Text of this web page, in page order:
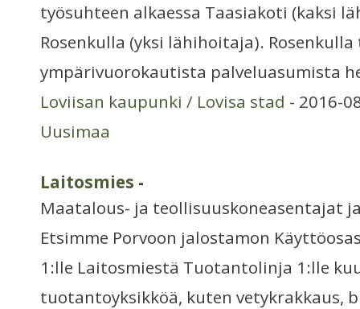
työsuhteen alkaessa Taasiakoti (kaksi
Rosenkulla (yksi lähihoitaja).
ympärivuorokautista palveluasumista
Loviisan kaupunki / Lovisa stad - 2016-
Uusimaa
Laitosmies -
Maatalous- ja teollisuuskoneasentajat
Etsimme Porvoon jalostamon
1:lle Laitosmiestä Tuotantolinja 1:lle
tuotantoyksikköä, kuten vetykrakkaus,